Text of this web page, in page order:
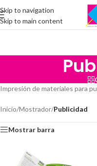
Skip to navigation
Skip to main content
Impresión de materiales para
Inicio/Mostrador/Publicidad
Mostrar barra